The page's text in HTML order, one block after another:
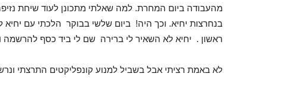
מהעבודה ביום המחרת. למה שאלתי מתכונן לעוד שיחת
בנחרצות יחיא. וכך היה! ביום שלשי בבוקר הלכתי עם
ראשון . יחיא לא השאיר לי ברירה שם לי ביד כסף להרשמה
לא באמת רציתי אבל בשביל למנוע קונפליקטים התרצתי